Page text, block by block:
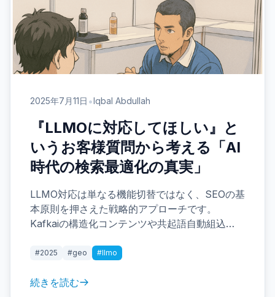
2025年7月11日 •Iqbal Abdullah
『LLMOに対応してほしい』と
いうお客様質問から考える「AI
時代の検索最適化の真実」
LLMO対応は単なる機能切替ではなく、SEOの基
本原則を押さえた戦略的アプローチです。
Kafkaiの構造化コンテンツや共起語自動組込
う。
#2025 #geo #llmo
続きを読む